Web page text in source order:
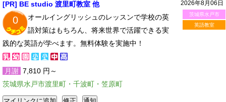
2026年8月06日
茨城県水戸市
英語教室
[PR] BE studio 渡里町教室 他
0
オールイングリッシュのレッスンで学校の英
語対策はもちろん、将来世界で活躍できる実
践的な英語が学べます。無料体験を実施中！
月謝 7,810 円～
茨城県水戸市渡里町・千波町・笠原町